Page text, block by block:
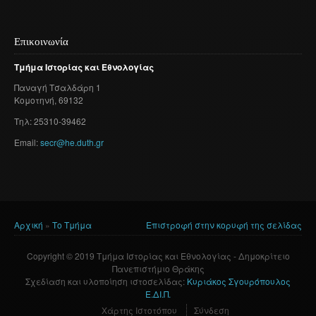
Επικοινωνία
ΤμήμαΙστορίαςκαι Εθνολογίας
Παναγή Τσαλδάρη 1
Κομοτηνή, 69132
Τηλ: 25310-39462
Email:secr@he.duth.gr
Είστε εδώ
Αρχική » Το Τμήμα Επιστροφή στην κορυφή της σελίδας
Copyright © 2019 Τμήμα Ιστορίας και Εθνολογίας - Δημοκρίτειο
Πανεπιστήμιο Θράκης
Σχεδίαση και υλοποίηση ιστοσελίδας: Κυριάκος Σγουρόπουλος
Ε.ΔΙ.Π.
Χάρτης Ιστοτόπου
Σύνδεση